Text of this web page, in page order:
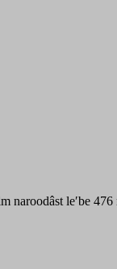
naroodâst leʹbe